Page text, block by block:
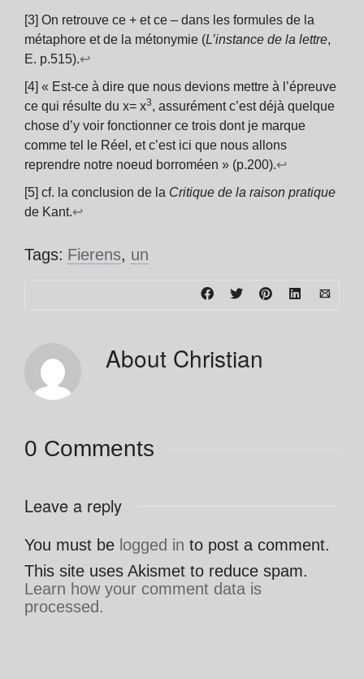
[3] On retrouve ce + et ce – dans les formules de la
métaphore et de la métonymie (L’instance de la lettre,
E. p.515).↩
[4] « Est-ce à dire que nous devions mettre à l’épreuve
ce qui résulte du x= x3, assurément c’est déjà quelque
chose d’y voir fonctionner ce trois dont je marque
comme tel le Réel, et c’est ici que nous allons
reprendre notre noeud borroméen » (p.200).↩
[5] cf. la conclusion de la Critique de la raison pratique
de Kant.↩
Tags: Fierens, un
About Christian
0 Comments
Leave a reply
You must be logged in to post a comment.
This site uses Akismet to reduce spam.
Learn how your comment data is
processed.